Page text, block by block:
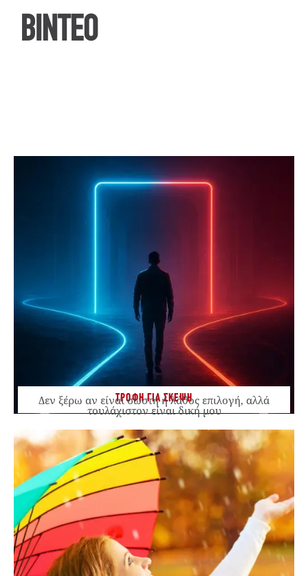
ΒΙΝΤΕΟ
ΤΡΟΦΗ ΓΙΑ ΣΚΕΨΗ
Δεν ξέρω αν είναι σωστή ή λάθος επιλογή, αλλά
τουλάχιστον είναι δική μου